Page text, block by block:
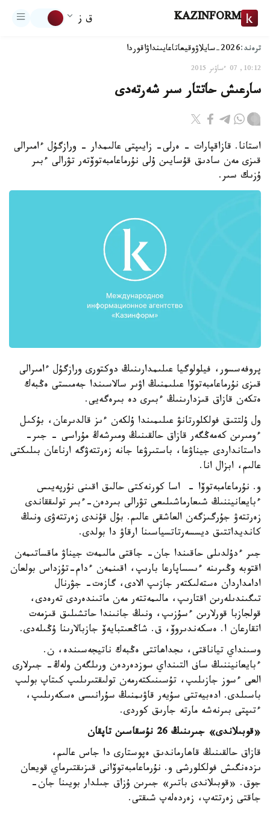
KAZINFORM ق ز
ترەند:2026-سايلاۋ وقيعاتاعايىنداۋاقوردا
10:12, 07 ءساۋىر 2015
سارعىش حاتتار سىر شەرتەدى
استانا. قازاقپارات - ەرلى- زايىپتى عالىمدار - ورازگۇل ءامىرالى
قىزى مەن سادىق قۇسايىن ۇلى نۇرماعامبەتوۆتەر تۋرالى ءبىر
ۇزىك سىر.
پروفەسسور، فيلولوگيا عىلىمدارىنىڭ دوكتورى ورازگۇل ءامىرالى
قىزى نۇرماعامبەتوۆا عىلىمنىڭ اۋىر سالاسىندا جەمىستى ەڭبەك
ەتكەن قازاق قىزدارىنىڭ ءبىرى دە بىرەگەيى.
ول ۇلتتىق فولكلورتانۋ عىلىمىندا ۇلكەن ءىز قالدىرعان، بۇكىل
ءومىرىن كەمەڭگەر قازاق حالقىنىڭ ومىرشەڭ مۇراسى - جىر-
داستانداردى جيناۋعا، باستىرۋعا جانە زەرتتەۋگە ارناعان بىلىكتى
عالىم، ابزال انا.
و. نۇرماعامبەتوۆا - اسا كورنەكتى حالىق اقىنى نۇرپەيىس
ءبايعانيننىڭ شىعارماشىلىعى تۋرالى بىردەن-ءبىر تولىققاندى
زەرتتەۋ جۇرگىزگەن العاشقى عالىم. بۇل قۇندى زەرتتەۋى ونىڭ
كانديداتتىق ديسسەرتاتسياسىنا ارقاۋ دا بولدى.
جىر ءدۇلدىلى حاقىندا جان- جاقتى مالىمەت جيناۋ ماقساتىمەن
اقتوبە وڭىرىنە ءىسساپارعا بارىپ، اقىنمەن ءدام-تۇزداس بولعان
ادامداردان ەستەلىكتەر جازىپ الادى، گازەت- جۋرنال
تىگىندىلەرىن اقتارىپ، مالىمەتتەر مەن ماتىندەردى تەرەدى،
قولجازبا قورلارىن ءسۇزىپ، ونىڭ جانىندا حاتشىلىق قىزمەت
اتقارعان ا. ەسكەندىروۆ، ق. شاڭعىتبايەۆ جازبالارىنا ۇڭىلەدى.
وسىنداي تياناقتى، ىجداھاتتى ەڭبەك ناتيجەسىندە، ن.
ءبايعانيننىڭ ساف التىنداي سوزدەردەن ورىلگەن ولەڭ- جىرلارى
العى ءسوز جازىلىپ، تۇسىنىكتەرمەن تولىقتىرىلىپ كىتاپ بولىپ
باسىلدى. ادەبيەتتى سۇيەر قاۋىمنىڭ سۇرانىسى ەسكەرىلىپ،
ءتىپتى بىرنەشە مارتە جارىق كوردى.
«قوبىلاندى» جىرىنىڭ 26 نۇسقاسىن تاپقان
قازاق حالقىنىڭ قاھارماندىق ەپوستارى دا جاس عالىم،
ىزدەنگىش فولكلورشى و. نۇرماعامبەتوۆانى قىزىقتىرماي قويعان
جوق. «قوبىلاندى باتىر» جىرىن ۇزاق جىلدار بويىنا جان-
جاقتى زەرتتەپ، زەردەلەپ شىقتى.